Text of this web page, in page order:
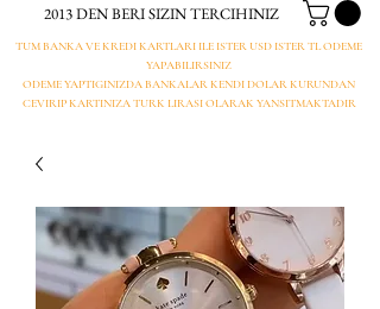
2013 DEN BERI SIZIN TERCIHINIZ
TUM BANKA VE KREDI KARTLARI ILE ISTER USD ISTER TL ODEME
YAPABILIRSINIZ
ODEME YAPTIGINIZDA BANKALAR KENDI DOLAR KURUNDAN
CEVIRIP KARTINIZA TURK LIRASI OLARAK YANSITMAKTADIR